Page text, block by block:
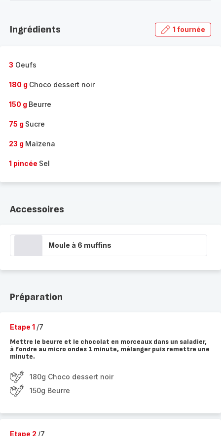
gamme
Ingrédients 1 fournée
3 Oeufs
180 g Choco dessert noir
150 g Beurre
75 g Sucre
23 g Maïzena
1 pincée Sel
Accessoires
Moule à 6 muffins
Préparation
Etape 1 /7
Mettre le beurre et le chocolat en morceaux dans un saladier,
à fondre au micro ondes 1 minute, mélanger puis remettre une
minute.
180g Choco dessert noir
150g Beurre
Etape 2 /7